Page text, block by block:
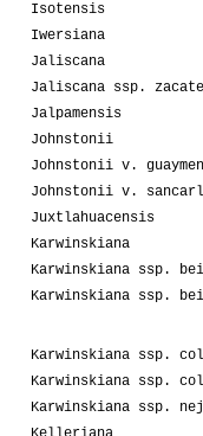
Isotensis
Iwersiana
Jaliscana
Jaliscana ssp.
Jalpamensis
Johnstonii
Johnstonii v.
Johnstonii v.
Juxtlahuacensis
Karwinskiana
Karwinskiana ssp.
Karwinskiana ssp.
Karwinskiana ssp.
Karwinskiana ssp.
Karwinskiana ssp.